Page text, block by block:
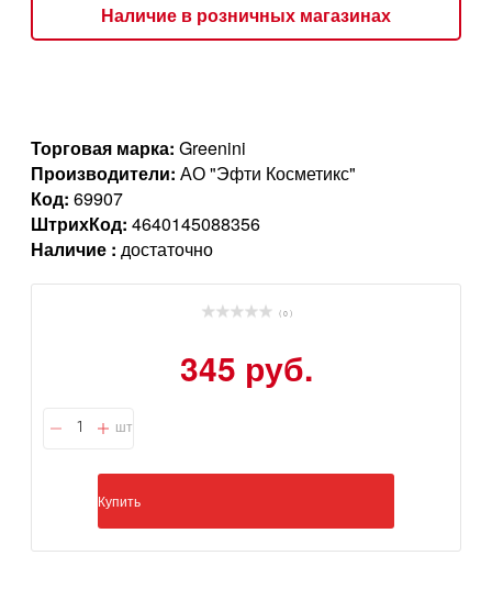
Наличие в розничных магазинах
Торговая марка: Greenini
Производители: АО "Эфти Косметикс"
Код: 69907
ШтрихКод: 4640145088356
Наличие : достаточно
( 0 )
345 руб.
шт
Купить